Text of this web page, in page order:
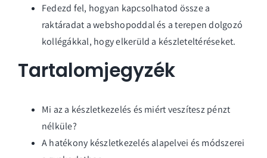
Fedezd fel, hogyan kapcsolhatod össze a
raktáradat a webshopoddal és a terepen dolgozó
kollégákkal, hogy elkerüld a készleteltéréseket.
Tartalomjegyzék
Mi az a készletkezelés és miért veszítesz pénzt
nélküle?
A hatékony készletkezelés alapelvei és módszerei